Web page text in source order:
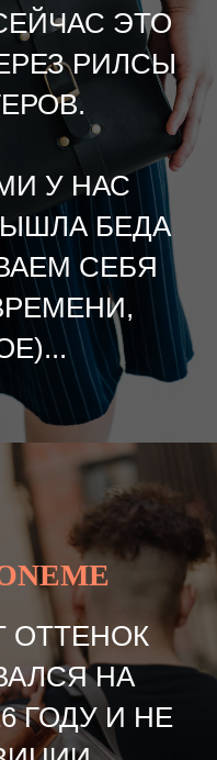
ЭТО
РИЛСЫ
У НАС
БЕДА
СЕБЯ
ОТТЕНОК
НА
ГОДУ И НЕ